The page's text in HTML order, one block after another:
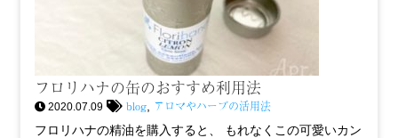
フロリハナの缶のおすすめ利用法
2020.07.09 blog アロマやハーブの活用法
フロリハナの精油を購入すると、 もれなくこの可愛いカン